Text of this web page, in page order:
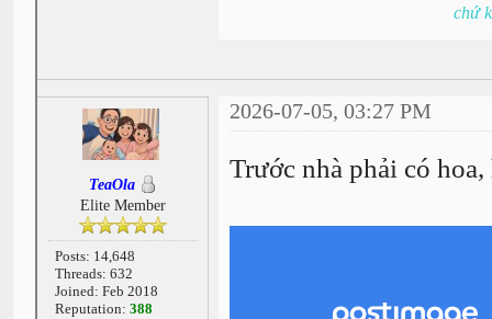
chứ
TeaOla
Elite Member
Posts: 14,648
Threads: 632
Joined: Feb 2018
Reputation: 388
2026-07-05, 03:27 PM
Trước nhà phải có